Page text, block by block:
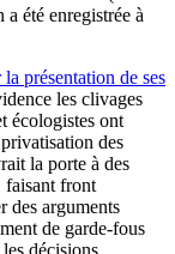
été enregistrée à
présentation de ses
les clivages
écologistes ont
des
la porte à des
faisant front
des arguments
de garde-fous
décisions